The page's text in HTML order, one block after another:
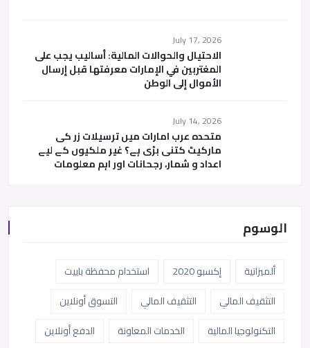
July 17, 2026
الاحتيال والحوالات المالية: أساليب يجب على
المغتربين في الإمارات معرفتها قبل إرسال
الأموال إلى الوطن
July 14, 2026
متحدہ عرب امارات میں ترسیلات زر کی
مارکیٹ کتنی بڑی ہے؟ غیر ملکیوں کے لیے
اعداد و شمار، رجحانات اور اہم معلومات
الوسوم
ألميزانية إكسبو 2020
استخدام محفظة باييت
التثقيف المالي
التثقيف المالي
التسوق أونلاين
التكنولوجيا المالية
الخدمات المعاونة
الدفع أونلاين